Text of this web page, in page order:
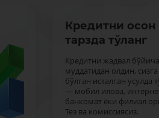
Кредитни осон
тарзда тўланг
Кредитни жадвал
муддатидан олдин,
бўлган исталган усулда
— мобил илова,
банкомат ёки филиал
Тез ва комиссиясиз.